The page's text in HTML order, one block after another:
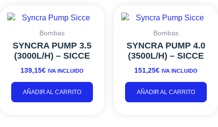
Bombas
SYNCRA PUMP 3.5
(3000L/H) – SICCE
139,15€ IVA INCLUIDO
AÑADIR AL CARRITO
Bombas
SYNCRA PUMP 4.0
(3500L/H) – SICCE
151,25€ IVA INCLUIDO
AÑADIR AL CARRITO